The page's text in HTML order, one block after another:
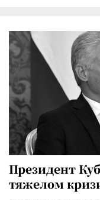
Президент
тяжелом